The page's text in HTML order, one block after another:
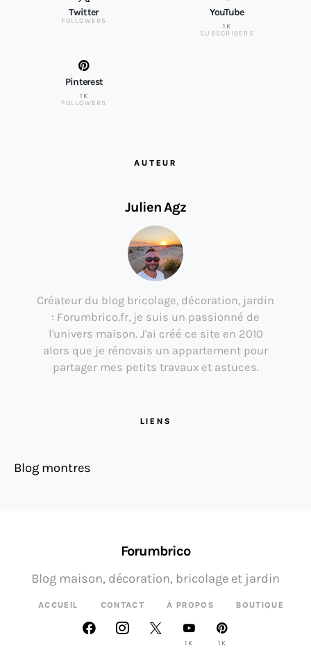
Twitter
FOLLOWERS
YouTube
1K
SUBSCRIBERS
Pinterest
1K
FOLLOWERS
AUTEUR
Julien Agz
Créateur du blog bricolage, décoration, jardin
: Forumbrico.fr, je suis un passionné de
l'univers maison. J'ai créé ce site en 2010
alors que je rénovais un appartement pour
partager mes petits travaux et astuces.
LIENS
Blog montres
Forumbrico
ACCUEIL CONTACT À PROPOS BOUTIQUE
Blog maison, décoration, bricolage et jardin
1K 1K